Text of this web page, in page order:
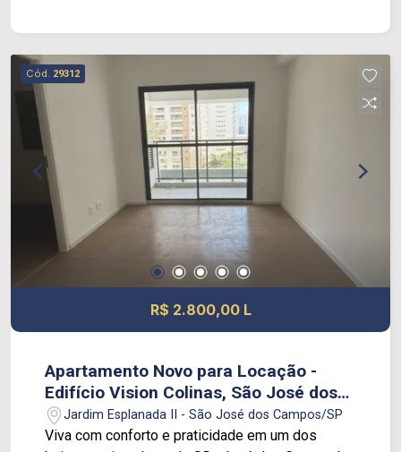
ser utilizado para refeicoes ou como espaco de
trabalho. Condominio com lazer completo,
incluindo piscina, academia, churrasqueira,
espaco gourmet, salao de festas, playground,
spa e lavanderia coletiva. Localizacao
privilegiada, proxima ao Pao de Acucar,
farmacias, escolas, academias e com facil
acesso a Dutra e Anel Viario.
Cód. 29312
R$ 2.800,00 L
Apartamento Novo para Locação -
Edifício Vision Colinas, São José dos
Campos
Jardim Esplanada II - São José dos Campos/SP
Viva com conforto e praticidade em um dos